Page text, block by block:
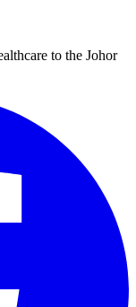
to the Johor